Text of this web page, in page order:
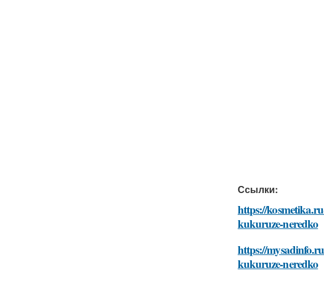
Ссылки:
https://
kukuruze-neredko
https://
kukuruze-neredko